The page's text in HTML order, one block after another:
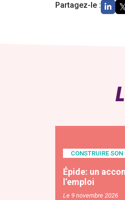
Partagez-le :
CONSTRUIRE
Épide: un
l’emploi
Le 9 novembre 2026